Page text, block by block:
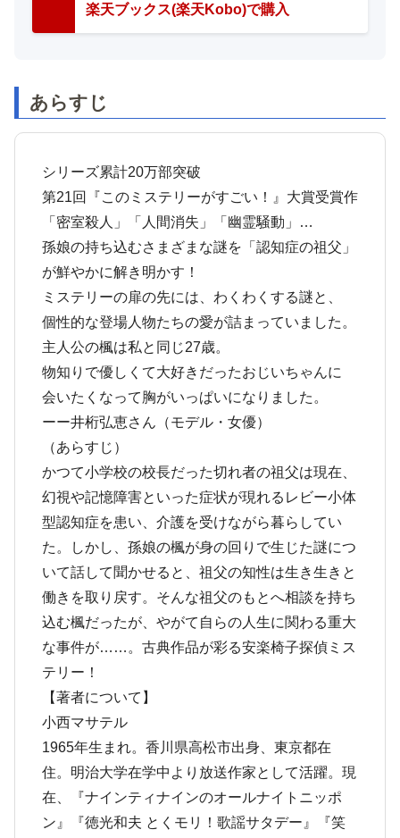
楽天ブックス(楽天Kobo)で購入
あらすじ
シリーズ累計20万部突破
第21回『このミステリーがすごい！』大賞受賞作
「密室殺人」「人間消失」「幽霊騒動」…
孫娘の持ち込むさまざまな謎を「認知症の祖父」
が鮮やかに解き明かす！
ミステリーの扉の先には、わくわくする謎と、
個性的な登場人物たちの愛が詰まっていました。
主人公の楓は私と同じ27歳。
物知りで優しくて大好きだったおじいちゃんに
会いたくなって胸がいっぱいになりました。
ーー井桁弘恵さん（モデル・女優）
（あらすじ）
かつて小学校の校長だった切れ者の祖父は現在、
幻視や記憶障害といった症状が現れるレビー小体
型認知症を患い、介護を受けながら暮らしてい
た。しかし、孫娘の楓が身の回りで生じた謎につ
いて話して聞かせると、祖父の知性は生き生きと
働きを取り戻す。そんな祖父のもとへ相談を持ち
込む楓だったが、やがて自らの人生に関わる重大
な事件が……。古典作品が彩る安楽椅子探偵ミス
テリー！
【著者について】
小西マサテル
1965年生まれ。香川県高松市出身、東京都在
住。明治大学在学中より放送作家として活躍。現
在、『ナインティナインのオールナイトニッポ
ン』『徳光和夫 とくモリ！歌謡サタデー』『笑